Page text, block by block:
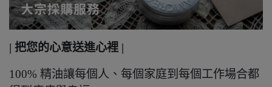
| 把您的心意送進心裡 |
100% 精油讓每個人、每個家庭到每個工作場合都